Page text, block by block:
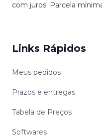
com juros. Parcela
Links Rápidos
Meus pedidos
Prazos e entregas
Tabela de Preços
Softwares